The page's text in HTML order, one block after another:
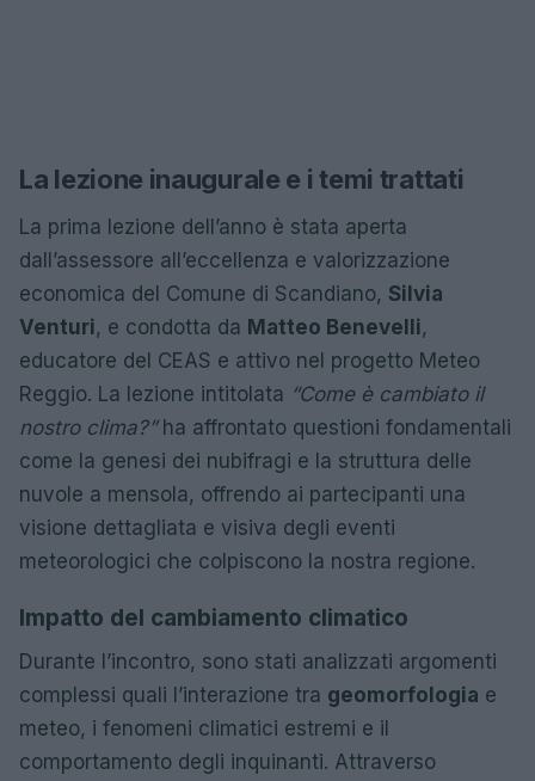
La lezione inaugurale e i temi trattati
La prima lezione dell’anno è stata aperta
dall’assessore all’eccellenza e valorizzazione
economica del Comune di Scandiano, Silvia
Venturi, e condotta da Matteo Benevelli,
educatore del CEAS e attivo nel progetto Meteo
Reggio. La lezione intitolata “Come è cambiato il
nostro clima?”ha affrontato questioni fondamentali
come la genesi dei nubifragi e la struttura delle
nuvole a mensola, offrendo ai partecipanti una
visione dettagliata e visiva degli eventi
meteorologici che colpiscono la nostra regione.
Impatto del cambiamento climatico
Durante l’incontro, sono stati analizzati argomenti
complessi quali l’interazione tra geomorfologia e
meteo, i fenomeni climatici estremi e il
comportamento degli inquinanti. Attraverso